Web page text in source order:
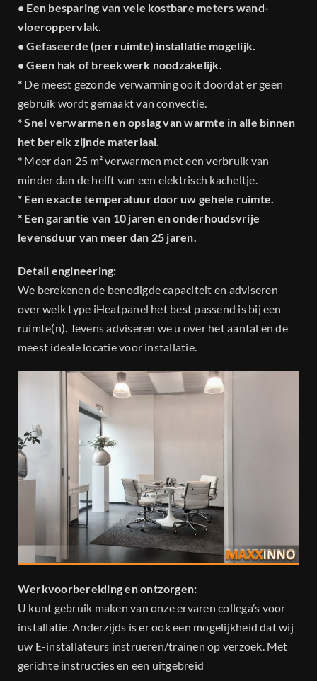
• Een besparing van vele kostbare meters wand-
vloeroppervlak.
• Gefaseerde (per ruimte) installatie mogelijk.
• Geen hak of breekwerk noodzakelijk.
* De meest gezonde verwarming ooit doordat er geen
gebruik wordt gemaakt van convectie.
* Snel verwarmen en opslag van warmte in alle binnen
het bereik zijnde materiaal.
* Meer dan 25 m² verwarmen met een verbruik van
minder dan de helft van een elektrisch kacheltje.
* Een exacte temperatuur door uw gehele ruimte.
* Een garantie van 10 jaren en onderhoudsvrije
levensduur van meer dan 25 jaren.
Detail engineering:
We berekenen de benodigde capaciteit en adviseren
over welk type iHeatpanel het best passend is bij een
ruimte(n). Tevens adviseren we u over het aantal en de
meest ideale locatie voor installatie.
Werkvoorbereiding en ontzorgen:
U kunt gebruik maken van onze ervaren collega’s voor
installatie. Anderzijds is er ook een mogelijkheid dat wij
uw E-installateurs instrueren/trainen op verzoek. Met
gerichte instructies en een uitgebreid